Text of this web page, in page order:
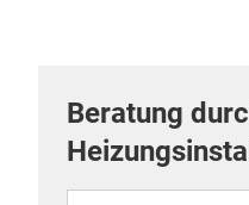
Beratung